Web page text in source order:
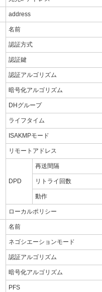
address
名前
認証方式
認証鍵
認証アルゴリズム
暗号化アルゴリズム
DHグループ
ライフタイム
ISAKMPモード
リモートアドレス
DPD
再送間隔
リトライ回数
動作
ローカルポリシー
名前
ネゴシエーションモード
認証アルゴリズム
暗号化アルゴリズム
PFS